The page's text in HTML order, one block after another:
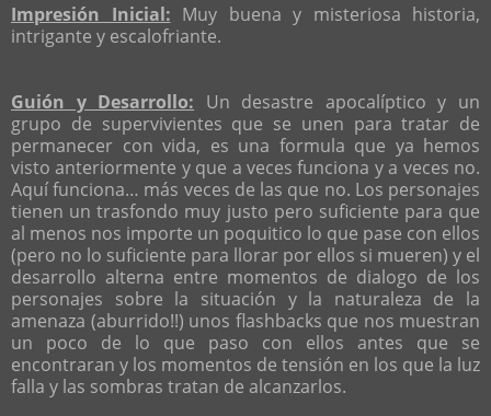
Impresión Inicial: Muy buena y misteriosa historia,
intrigante y escalofriante.
Guión y Desarrollo: Un desastre apocalíptico y un
grupo de supervivientes que se unen para tratar de
permanecer con vida, es una formula que ya hemos
visto anteriormente y que a veces funciona y a veces no.
Aquí funciona… más veces de las que no. Los personajes
tienen un trasfondo muy justo pero suficiente para que
al menos nos importe un poquitico lo que pase con ellos
(pero no lo suficiente para llorar por ellos si mueren) y el
desarrollo alterna entre momentos de dialogo de los
personajes sobre la situación y la naturaleza de la
amenaza (aburrido!!) unos flashbacks que nos muestran
un poco de lo que paso con ellos antes que se
encontraran y los momentos de tensión en los que la luz
falla y las sombras tratan de alcanzarlos.